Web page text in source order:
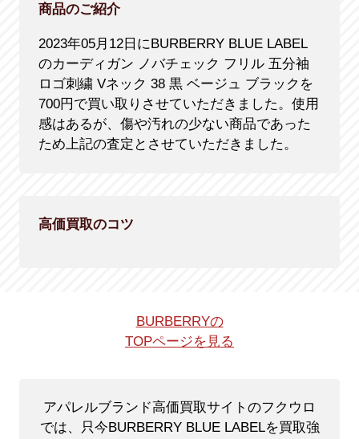
商品のご紹介
2023年05月12日にBURBERRY BLUE LABEL
のカーディガン ノバチェック フリル 五分袖
ロゴ刺繍 Vネック 38 黒 ベージュ ブラックを
700円で買い取りさせていただきました。使用
感はあるが、傷や汚れの少ない商品であった
ため上記の査定とさせていただきました。
高価買取のコツ
BURBERRYの
TOPページを見る
アパレルブランド高価買取サイトのフクウロ
では、只今BURBERRY BLUE LABELを買取強